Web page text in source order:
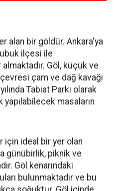
alan bir göldür. Ankara'ya
ilçesi ile
almaktadır. Göl, küçük ve
çam ve dağ kavağı
Tabiat Parkı olarak
masaların
için ideal bir yer olan
günübirlik, piknik ve
Göl kenarındaki
bulunmaktadır ve bu